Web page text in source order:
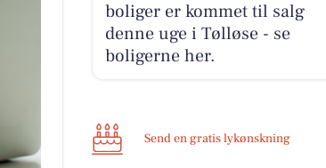
boliger er kommet til salg
denne uge i Tølløse - se
boligerne her.
Send en gratis lykønskning